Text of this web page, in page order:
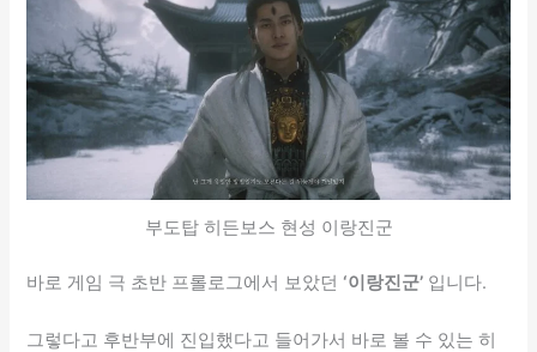
부도탑 히든보스 현성 이랑진군
바로 게임 극 초반 프롤로그에서 보았던 ‘이랑진군’ 입니다.
그렇다고 후반부에 진입했다고 들어가서 바로 볼 수 있는 히